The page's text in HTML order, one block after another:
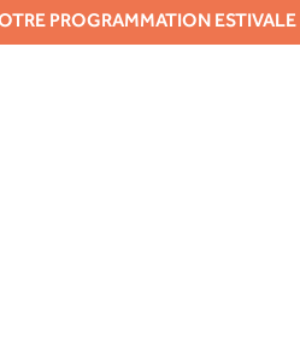
PROGRAMMATION ESTIVALE